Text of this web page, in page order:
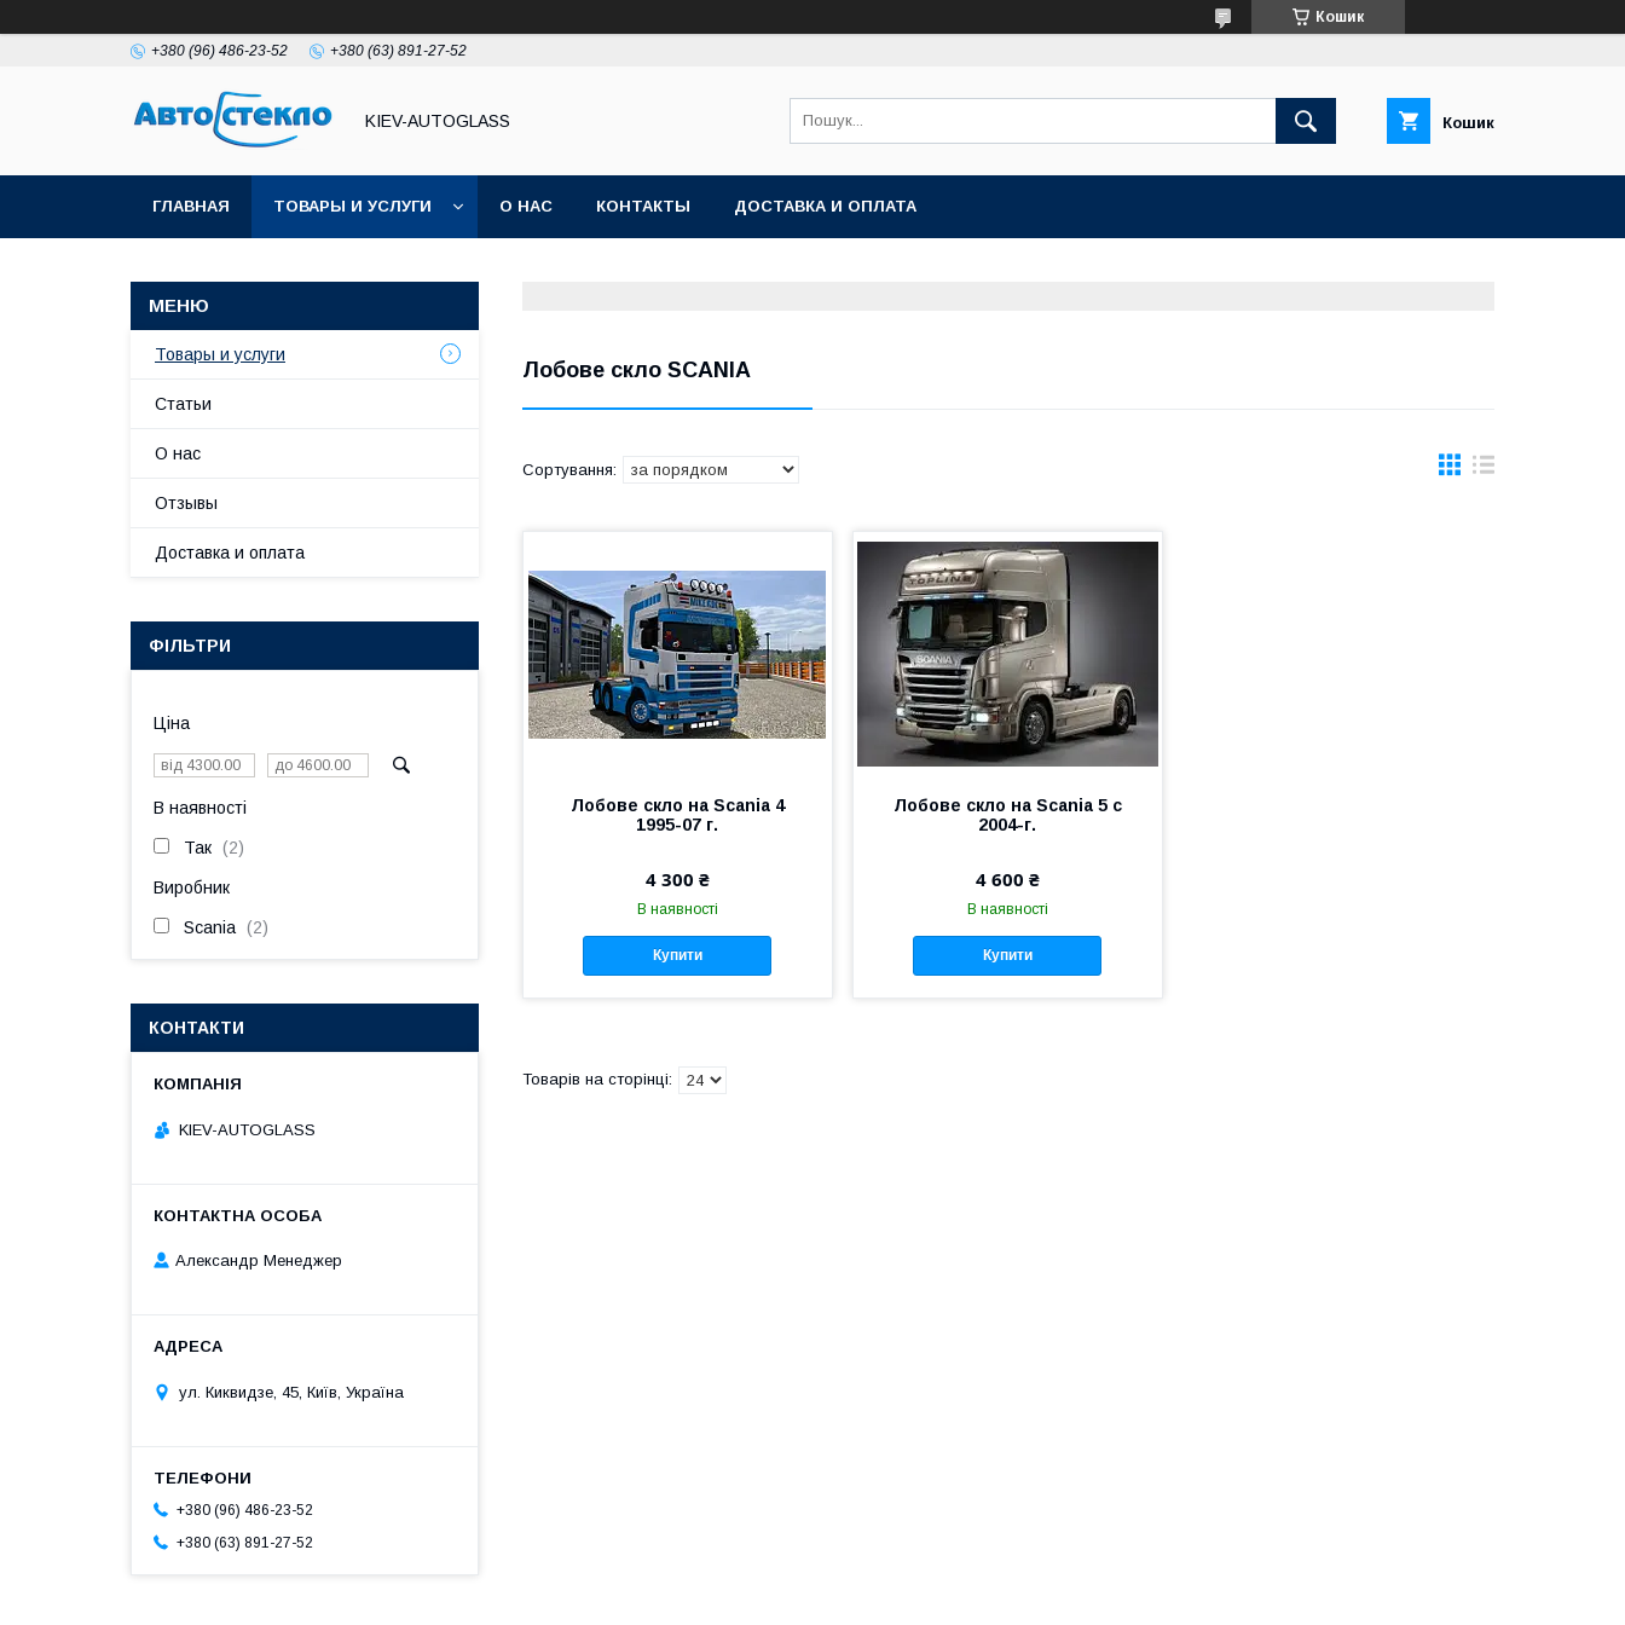
Кошик
+380 (96) 486-23-52 +380 (63) 891-27-52
KIEV-AUTOGLASS Кошик
ГЛАВНАЯ ТОВАРЫ И УСЛУГИ О НАС КОНТАКТЫ ДОСТАВКА И ОПЛАТА
Лобове скло SCANIA
Лобове скло на Scania 4
1995-07 г.
4 300 ₴
В наявності
Купити
Лобове скло на Scania 5 с
2004-г.
4 600 ₴
В наявності
Купити
Товары и услуги
Статьи
О нас
Отзывы
Доставка и оплата
ФІЛЬТРИ
Ціна
В наявності
Так 2
Виробник
Scania 2
КОНТАКТИ
KIEV-AUTOGLASS
Александр Менеджер
ул. Киквидзе, 45, Київ, Україна
+380 (96) 486-23-52
+380 (63) 891-27-52